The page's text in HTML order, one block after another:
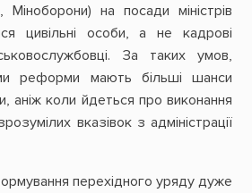
Міноборони) на посади міністрів
цивільні особи, а не кадрові
За таких умов,
реформи мають більші шанси
аніж коли йдеться про виконання
вказівок з адміністрації
перехідного уряду дуже